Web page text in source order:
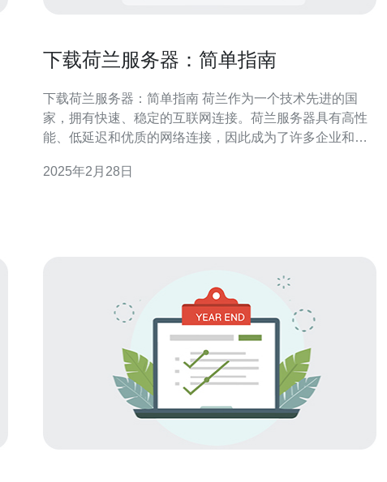
下载荷兰服务器：简单指南
下载荷兰服务器：简单指南 荷兰作为一个技术先进的国
家，拥有快速、稳定的互联网连接。荷兰服务器具有高性
能、低延迟和优质的网络连接，因此成为了许多企业和个
素： 服务器性能：根据您的需求选择适合的处理器、内存
2025年2月28日